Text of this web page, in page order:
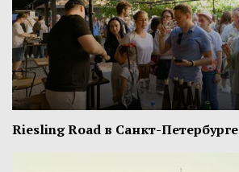
Riesling Road в Санкт-Петербурге